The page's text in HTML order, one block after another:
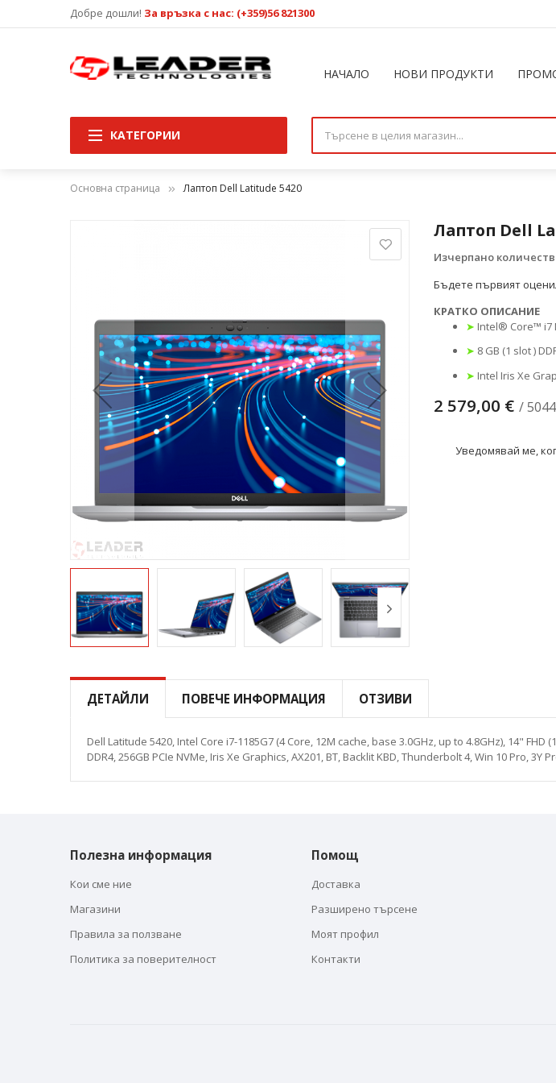
Добре дошли! За връзка с нас: (+359)56 821300
НАЧАЛО НОВИ ПРОДУКТИ
КАТЕГОРИИ
Основна страница Лаптоп Dell Latitude 5420
Лаптоп Dell
Изчерпано
Бъдете първият
КРАТКО ОПИСАНИЕ
➤ Intel® Core™ i7
➤ 8 GB (1 slot )
➤ Intel Iris Xe
2 579,00 € /
Уведомявай ме,
изображенията
към
началото
снимки
ДЕТАЙЛИ ПОВЕЧЕ ИНФОРМАЦИЯ ОТЗИВИ
Dell Latitude 5420, Intel Core i7-1185G7 (4 Core, 12M cache, base 3.0GHz, up to 4.8GHz), 14" FHD
DDR4, 256GB PCIe NVMe, Iris Xe Graphics, AX201, BT, Backlit KBD, Thunderbolt 4, Win 10 Pro, 3Y
Полезна информация
Кои сме ние
Магазини
Правила за ползване
Политика за поверителност
Помощ
Доставка
Разширено търсене
Моят профил
Контакти